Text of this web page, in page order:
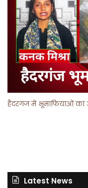
हैदरगंज में भूमाफियाओं
Latest News